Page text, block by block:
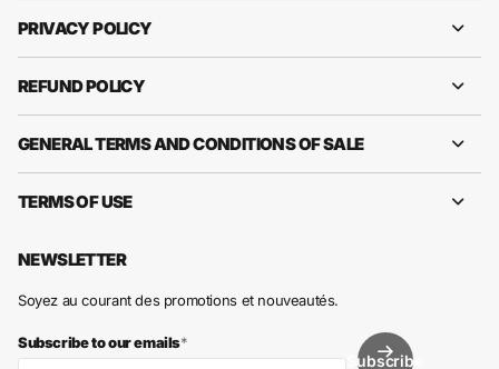
PRIVACY POLICY
REFUND POLICY
GENERAL TERMS AND CONDITIONS OF SALE
TERMS OF USE
NEWSLETTER
Soyez au courant des promotions et nouveautés.
Subscribe to our emails*
Subscribe